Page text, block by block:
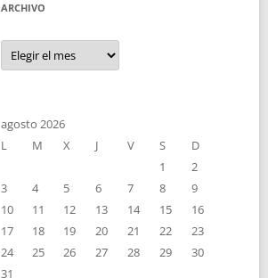
ARCHIVO
Archivo
agosto 2026
L
M X J V S
D
1
2
3
4 5 6 7 8
9
10
11 12 13 14 15
16
17
18 19 20 21 22
23
24
25 26 27 28 29
30
31